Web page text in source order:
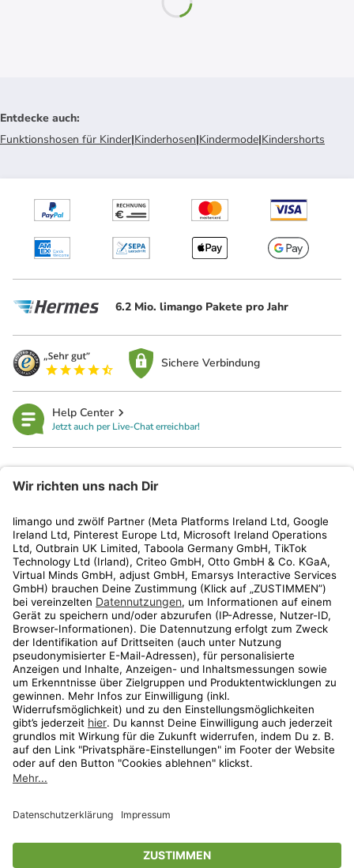
Entdecke auch:
Funktionshosen für Kinder|Kinderhosen|Kindermode|Kindershorts
6.2 Mio. limango Pakete pro Jahr
Sichere Verbindung
Help Center
Jetzt auch per Live-Chat erreichbar!
Kundenservice
Shop
Aktionen
Travel